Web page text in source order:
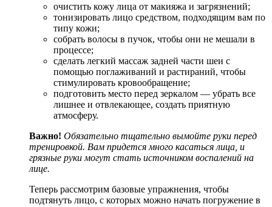
очистить кожу лица от макияжа и загрязнений;
тонизировать лицо средством, подходящим вам по
типу кожи;
собрать волосы в пучок, чтобы они не мешали в
процессе;
сделать легкий массаж задней части шеи с
помощью поглаживаний и растираний, чтобы
стимулировать кровообращение;
подготовить место перед зеркалом — убрать все
лишнее и отвлекающее, создать приятную
атмосферу.
Важно! Обязательно тщательно вымойте руки перед
тренировкой. Вам придется много касаться лица, и
грязные руки могут стать источником воспалений на
лице.
Теперь рассмотрим базовые упражнения, чтобы
подтянуть лицо, с которых можно начать погружение в